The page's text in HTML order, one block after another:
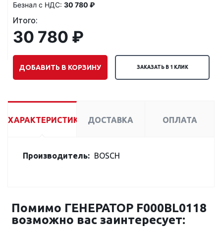
Безнал с НДС: 30 780 ₽
Итого:
30 780 ₽
ДОБАВИТЬ В КОРЗИНУ ЗАКАЗАТЬ В 1 КЛИК
ХАРАКТЕРИСТИКИ ДОСТАВКА ОПЛАТА
Производитель: BOSCH
Помимо ГЕНЕРАТОР F000BL0118
возможно вас заинтересует: